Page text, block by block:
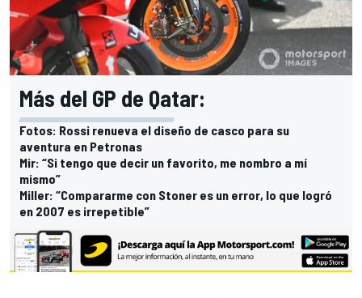
Más del GP de Qatar:
Fotos: Rossi renueva el diseño de casco para su
aventura en Petronas
Mir: “Si tengo que decir un favorito, me nombro a mí
mismo”
Miller: “Compararme con Stoner es un error, lo que logró
en 2007 es irrepetible”